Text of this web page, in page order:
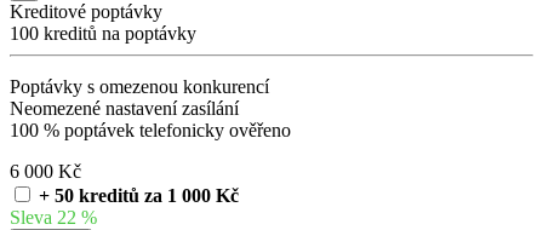
Kreditové poptávky
100 kreditů na poptávky
Poptávky s omezenou konkurencí
Neomezené nastavení zasílání
100 % poptávek telefonicky ověřeno
6 000 Kč
+ 50 kreditů za 1 000 Kč
Sleva 22 %